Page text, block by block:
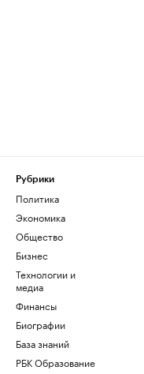
Рубрики
Политика
Экономика
Общество
Бизнес
Технологии и
медиа
Финансы
Биографии
База знаний
РБК Образование